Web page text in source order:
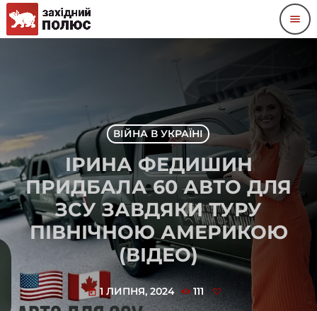
menu
ВІЙНА В УКРАЇНІ
ІРИНА ФЕДИШИН
ПРИДБАЛА 60 АВТО ДЛЯ
ЗСУ ЗАВДЯКИ ТУРУ
ПІВНІЧНОЮ АМЕРИКОЮ
(ВІДЕО)
today 1 ЛИПНЯ, 2024 111